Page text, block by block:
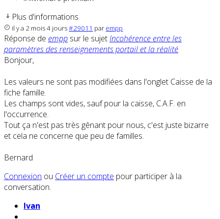
Plus d'informations
il y a 2 mois 4 jours#29011 par empp
Réponse de empp sur le sujetIncohérence entre les
paramètres des renseignements portail et la réalité
Bonjour,
Les valeurs ne sont pas modifiées dans l'onglet Caisse de la
fiche famille.
Les champs sont vides, sauf pour la caisse, C.A.F. en
l'occurrence.
Tout ça n'est pas très gênant pour nous, c'est juste bizarre
et cela ne concerne que peu de familles.
Bernard
Connexion ou Créer un compte pour participer à la
conversation.
Ivan